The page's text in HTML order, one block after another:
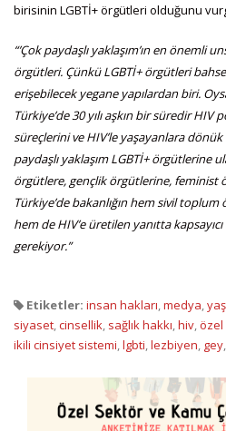
birisinin LGBTİ+ örgütleri olduğunu
“’Çok paydaşlı yaklaşım’ın en önemli
örgütleri. Çünkü LGBTİ+ örgütleri
erişebilecek yegane yapılardan biri.
Türkiye’de 30 yılı aşkın bir süredir HIV
süreçlerini ve HIV’le yaşayanlara dönük
paydaşlı yaklaşım LGBTİ+ örgütlerine
örgütlere, gençlik örgütlerine, feminist
Türkiye’de bakanlığın hem sivil toplum
hem de HIV’e üretilen yanıtta
gerekiyor.”
Etiketler: insan hakları,medya,
siyaset,cinsellik, sağlık hakkı,hiv,
ikili cinsiyet sistemi,lgbti,lezbiyen, gey,